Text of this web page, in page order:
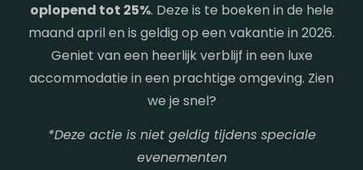
oplopend tot 25%. Deze is te boeken in de hele
maand april en is geldig op een vakantie in 2026.
Geniet van een heerlijk verblijf in een luxe
accommodatie in een prachtige omgeving. Zien
we je snel?
*Deze actie is niet geldig tijdens speciale
evenementen